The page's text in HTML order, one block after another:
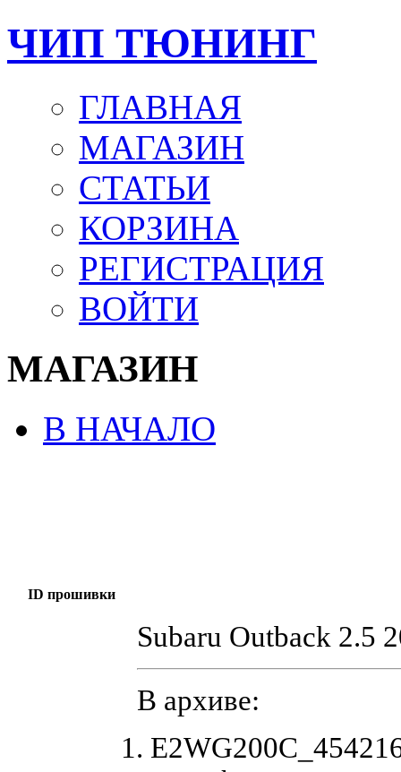
ЧИП ТЮНИНГ
ГЛАВНАЯ
МАГАЗИН
СТАТЬИ
КОРЗИНА
РЕГИСТРАЦИЯ
ВОЙТИ
МАГАЗИН
В НАЧАЛО
ID прошивки
Subaru Outback 2.5
В архиве: